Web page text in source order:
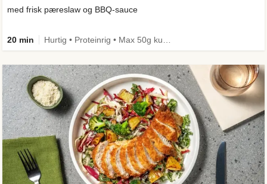
med frisk pæreslaw og BBQ-sauce
20 min